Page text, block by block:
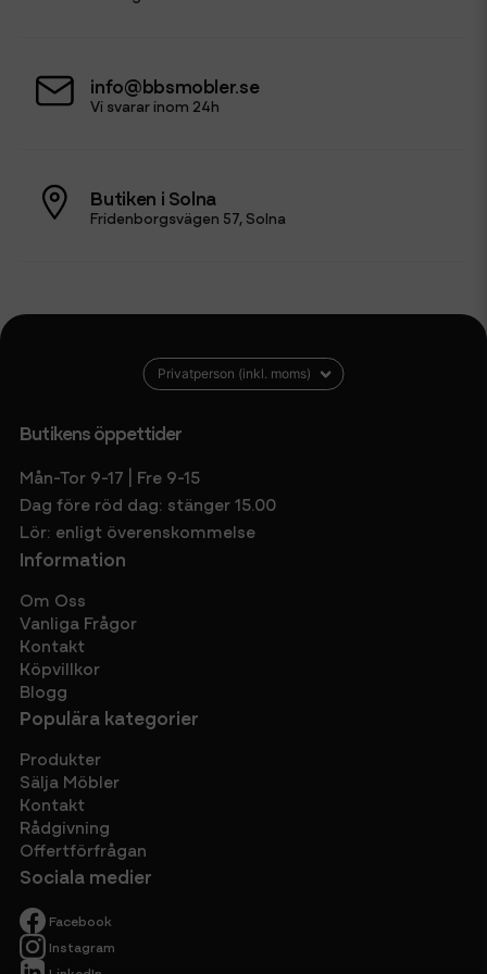
info@bbsmobler.se
Vi svarar inom 24h
Butiken i Solna
Fridenborgsvägen 57, Solna
Butikens öppettider
Mån-Tor 9-17 | Fre 9-15
Dag före röd dag: stänger 15.00
Lör: enligt överenskommelse
Information
Om Oss
Vanliga Frågor
Kontakt
Köpvillkor
Blogg
Populära kategorier
Produkter
Sälja Möbler
Kontakt
Rådgivning
Offertförfrågan
Sociala medier
Facebook
Instagram